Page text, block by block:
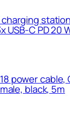
charging
USB-C PD 20
power cable,
black, 5m